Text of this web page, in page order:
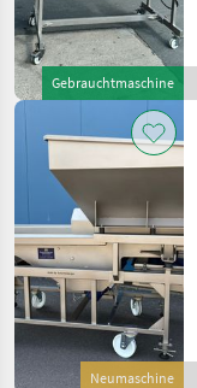
Gebrauchtmaschine
Neumaschine